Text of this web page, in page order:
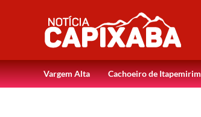
Vargem Alta Cachoeiro de Itapemirim